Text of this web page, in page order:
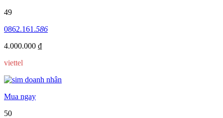
49
0862.161.586
4.000.000 ₫
viettel
Mua ngay
50